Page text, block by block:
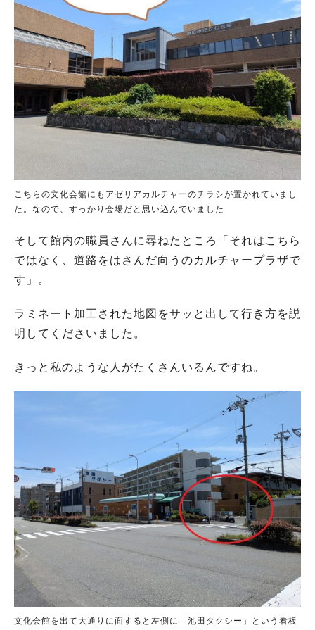
こちらの文化会館にもアゼリアカルチャーのチラシが置かれていまし
た。なので、すっかり会場だと思い込んでいました
そして館内の職員さんに尋ねたところ「それはこちら
ではなく、道路をはさんだ向うのカルチャープラザで
す」。
ラミネート加工された地図をサッと出して行き方を説
明してくださいました。
きっと私のような人がたくさんいるんですね。
文化会館を出て大通りに面すると左側に「池田タクシー」という看板